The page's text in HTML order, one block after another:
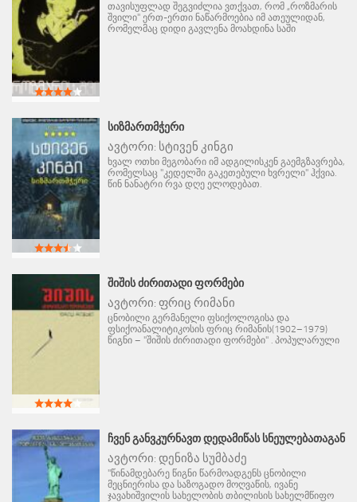
თავისუფლად შეგვიძლია ვთქვათ, რომ „როზმარის
შვილი" ერთ-ერთი ნაწარმოებია იმ ათეულიდან,
რომელმაც დიდი გავლენა მოახდინა საში
ᲡᲘᲖᲛᲐᲠᲗᲛᲭᲔᲠᲘ
ავტორი: სტივენ კინგი
ხვალ ოთხი მეგობარი იმ ადგილისკენ გაემგზავრება,
რომელსაც "კედელში გაკეთებული ხვრელი" ჰქვია.
წინ ნანატრი რვა დღე ელოდებათ.
ᲨᲘᲨᲘᲡ ᲫᲘᲠᲘᲗᲐᲓᲘ ᲤᲝᲠᲛᲔᲑᲘ
ავტორი: ფრიც რიმანი
ცნობილი გერმანელი ფსიქოლოგისა და
ფსიქოანალიტიკოსის ფრიც რიმანის(1902–1979)
წიგნი – "შიშის ძირითადი ფორმები" . პოპულარული
ᲩᲕᲔᲜ ᲒᲐᲜᲕᲙᲣᲠᲜᲐᲕᲗ ᲓᲔᲓᲐᲛᲘᲬᲐᲡ ᲡᲜᲔᲣᲚᲔᲑᲐᲗᲐᲒᲐᲜ
ავტორი: დენიზა სუმბაძე
"წინამდებარე წიგნი წარმოადგენს ცნობილი
მეცნიერისა და საზოგადო მოღვაწის, ივანე
ჯავახიშვილის სახელობის თბილისის სახელმწიფო